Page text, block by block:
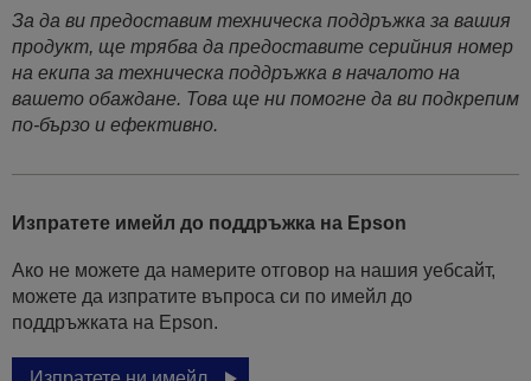
За да ви предоставим техническа поддръжка за вашия
продукт, ще трябва да предоставите серийния номер
на екипа за техническа поддръжка в началото на
вашето обаждане. Това ще ни помогне да ви подкрепим
по-бързо и ефективно.
Изпратете имейл до поддръжка на Epson
Ако не можете да намерите отговор на нашия уебсайт,
можете да изпратите въпроса си по имейл до
поддръжката на Epson.